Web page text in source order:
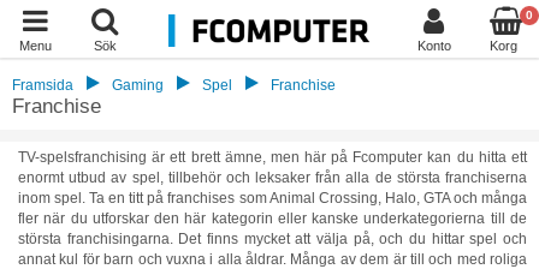
Menu Sök Konto
0
Korg
Framsida Gaming Spel Franchise
Franchise
TV-spelsfranchising är ett brett ämne, men här på Fcomputer kan du hitta ett
enormt utbud av spel, tillbehör och leksaker från alla de största franchiserna
inom spel. Ta en titt på franchises som Animal Crossing, Halo, GTA och många
fler när du utforskar den här kategorin eller kanske underkategorierna till de
största franchisingarna. Det finns mycket att välja på, och du hittar spel och
annat kul för barn och vuxna i alla åldrar. Många av dem är till och med roliga